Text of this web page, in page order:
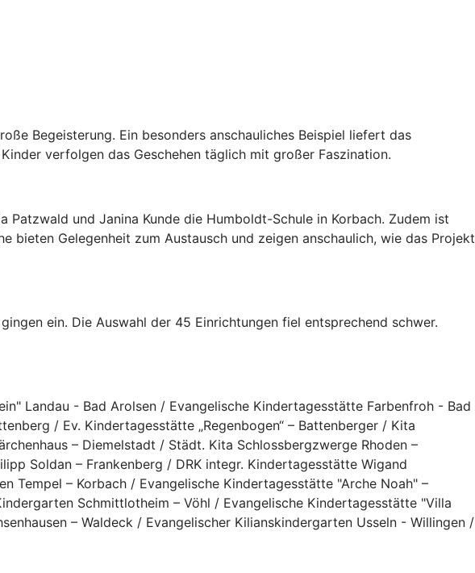
Begeisterung. Ein besonders anschauliches Beispiel liefert das
verfolgen das Geschehen täglich mit großer Faszination.
und Janina Kunde die Humboldt-Schule in Korbach. Zudem ist
bieten Gelegenheit zum Austausch und zeigen anschaulich, wie das Projekt
ein. Die Auswahl der 45 Einrichtungen fiel entsprechend schwer.
Landau - Bad Arolsen / Evangelische Kindertagesstätte Farbenfroh - Bad
/ Ev. Kindertagesstätte „Regenbogen“ – Battenberger / Kita
– Diemelstadt / Städt. Kita Schlossbergzwerge Rhoden –
Soldan – Frankenberg / DRK integr. Kindertagesstätte Wigand
Tempel – Korbach / Evangelische Kindertagesstätte "Arche Noah" –
Schmittlotheim – Vöhl / Evangelische Kindertagesstätte "Villa
– Waldeck / Evangelischer Kilianskindergarten Usseln - Willingen /